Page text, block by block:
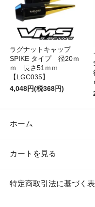
ラグナットキャップ
SPIKE タイプ 径20ｍ
ｍ 長さ51ｍｍ
【LGC035】
4,048円(税368円)
ホーム
カートを見る
特定商取引法に基づく